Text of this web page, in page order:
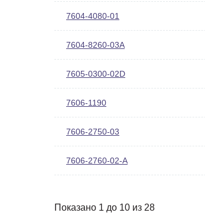
7604-4080-01
7604-8260-03A
7605-0300-02D
7606-1190
7606-2750-03
7606-2760-02-A
Показано 1 до 10 из 28